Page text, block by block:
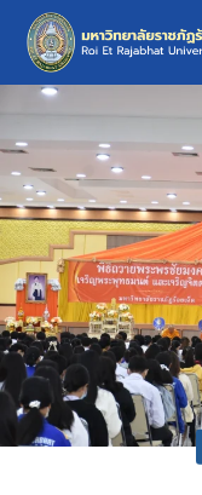
Skip
content
Search